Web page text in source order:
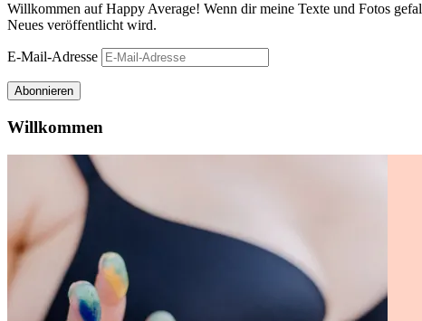
Willkommen auf Happy Average! Wenn dir meine Texte und Fotos
Neues veröffentlicht wird.
E-Mail-Adresse
Abonnieren
Willkommen